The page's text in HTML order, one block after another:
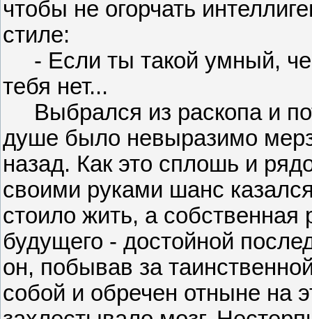
чтобы не огорчать
стиле:
- Если ты такой умный,
тебя нет...
Выбрался из раскопа и
душе было невыразимо
назад. Как это сплошь и
своими руками шанс
стоило жить, а
будущего - достойной
он, побывав за
собой и обречен отныне на